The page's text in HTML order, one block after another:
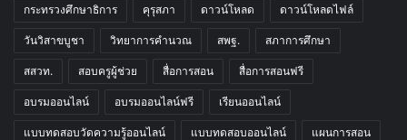
กระทรวงศึกษาธิการ คุรุสภา ดาวน์โหลด ดาวน์โหลดไฟล์
วันวิสาขบูชา วิทยาการคำนวณ สพฐ. สภาการศึกษา
สสวท. สอบครูผู้ช่วย สื่อการสอน สื่อการสอนฟรี
อบรมออนไลน์ อบรมออนไลน์ฟรี เรียนออนไลน์
แบบทดสอบวัดความรู้ออนไลน์ แบบทดสอบออนไลน์ แผนการสอน